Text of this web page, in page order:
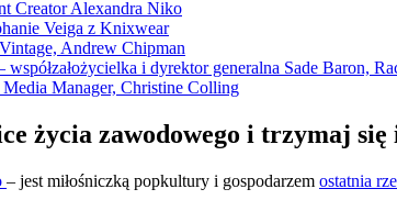
Creator Alexandra Niko
Veiga z Knixwear
Andrew Chipman
i dyrektor generalna Sade Baron,
Manager, Christine Colling
życia zawodowego i trzymaj
– jest miłośniczką popkultury i gospodarzem ostatnia